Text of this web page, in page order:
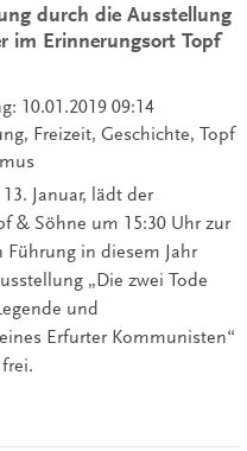
durch die Ausstellung
im Erinnerungsort Topf
10.01.2019 09:14
Freizeit, Geschichte, Topf
Januar, lädt der
& Söhne um 15:30 Uhr zur
in diesem Jahr
„Die zwei Tode
und
Erfurter Kommunisten“